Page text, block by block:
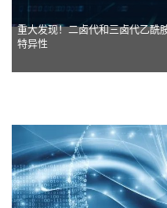
重大发现！二卤代和三卤代乙酰
特异性